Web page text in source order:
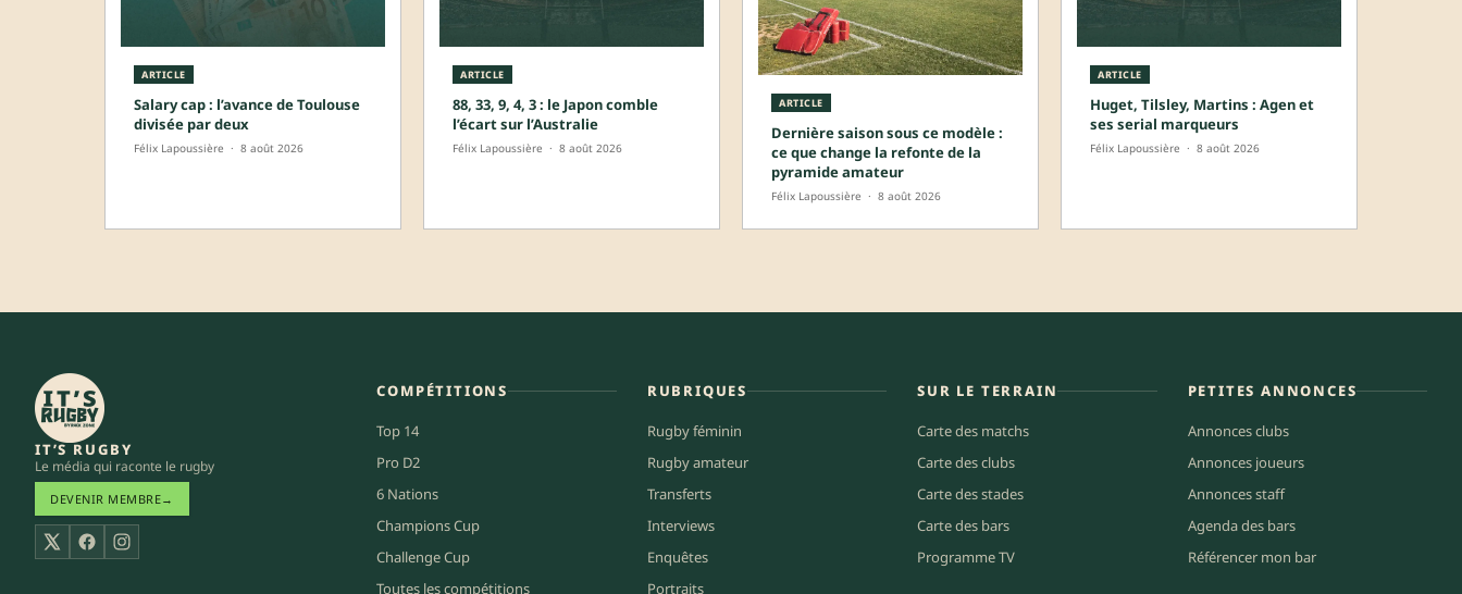
ARTICLE
Salary cap : l’avance de Toulouse
divisée par deux
Félix Lapoussière · 8 août 2026
ARTICLE
88, 33, 9, 4, 3 : le Japon comble
l’écart sur l’Australie
Félix Lapoussière · 8 août 2026
ARTICLE
Dernière saison sous ce modèle :
ce que change la refonte de la
pyramide amateur
Félix Lapoussière · 8 août 2026
ARTICLE
Huget, Tilsley, Martins : Agen et
ses serial marqueurs
Félix Lapoussière · 8 août 2026
IT’S RUGBY
Le média qui raconte le rugby
DEVENIR MEMBRE→
X FacebookInstagram
COMPÉTITIONS
Top 14
Pro D2
6 Nations
Champions Cup
Challenge Cup
Toutes les compétitions
RUBRIQUES
Rugby féminin
Rugby amateur
Transferts
Interviews
Enquêtes
Portraits
SUR LE TERRAIN
Carte des matchs
Carte des clubs
Carte des stades
Carte des bars
Programme TV
PETITES ANNONCES
Annonces clubs
Annonces joueurs
Annonces staff
Agenda des bars
Référencer mon bar